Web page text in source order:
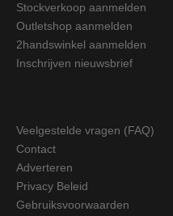
Stockverkoop aanmelden
Outletshop aanmelden
2handswinkel aanmelden
Inschrijven nieuwsbrief
Veelgestelde vragen (FAQ)
Contact
Adverteren
Privacy Beleid
Gebruiksvoorwaarden